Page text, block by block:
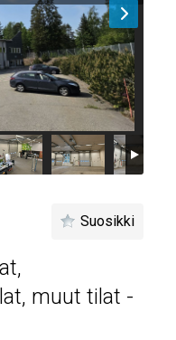
Suosikki
muut tilat -